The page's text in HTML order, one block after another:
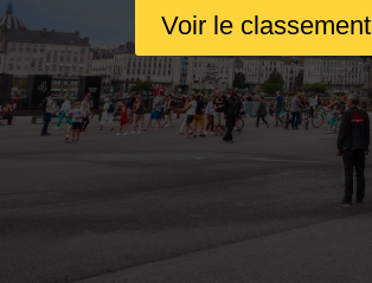
Voir le classement